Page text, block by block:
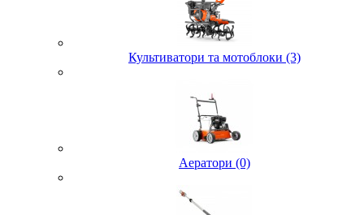
Культиватори та мотоблоки (3)
Аератори (0)